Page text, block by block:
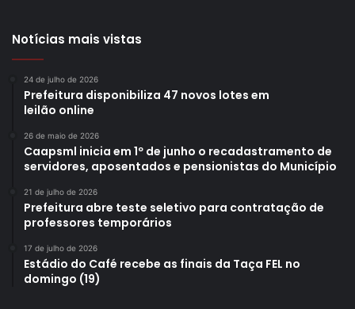
Notícias mais vistas
24 de julho de 2026
Prefeitura disponibiliza 47 novos lotes em
leilão online
26 de maio de 2026
Caapsml inicia em 1º de junho o recadastramento de
servidores, aposentados e pensionistas do Município
21 de julho de 2026
Prefeitura abre teste seletivo para contratação de
professores temporários
17 de julho de 2026
Estádio do Café recebe as finais da Taça FEL no
domingo (19)